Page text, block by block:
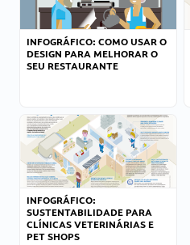
INFOGRÁFICO: COMO USAR O
DESIGN PARA MELHORAR O
SEU RESTAURANTE
INFOGRÁFICO:
SUSTENTABILIDADE PARA
CLÍNICAS VETERINÁRIAS E
PET SHOPS